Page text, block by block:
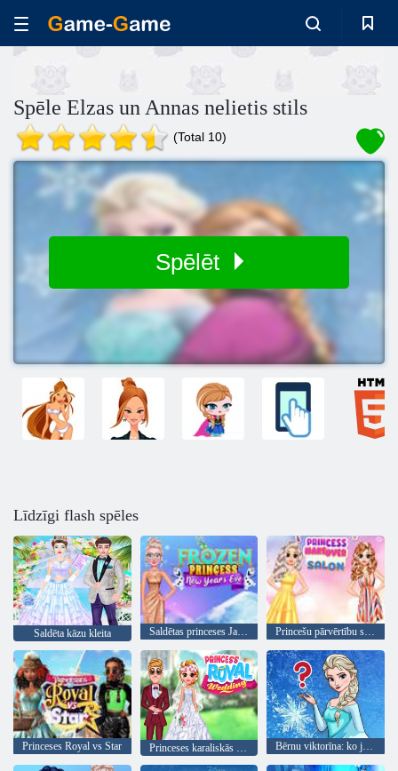
Spēle Elzas un Annas nelietis stils
(Total 10)
Spēlēt
Līdzīgi flash spēles
Saldēta kāzu kleita Saldētas princeses Jaungada vakars Princešu pārvērtību salons
Princeses Royal vs Star Bērnu viktorīna: ko jūs zināt par Frozen?